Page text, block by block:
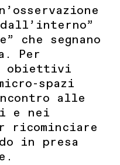
che segnano
Per
obiettivi
spazi
alle
e nei
in presa